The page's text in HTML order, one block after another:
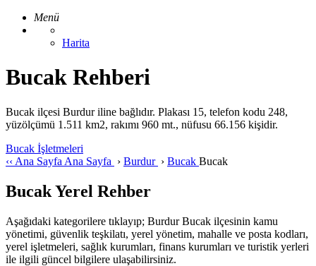
Menü
Harita
Bucak Rehberi
Bucak ilçesi Burdur iline bağlıdır. Plakası 15, telefon kodu 248,
yüzölçümü 1.511 km2, rakımı 960 mt., nüfusu 66.156 kişidir.
Bucak İşletmeleri
‹‹ Ana Sayfa Ana Sayfa › Burdur › Bucak Bucak
Bucak Yerel Rehber
Aşağıdaki kategorilere tıklayıp; Burdur Bucak ilçesinin kamu
yönetimi, güvenlik teşkilatı, yerel yönetim, mahalle ve posta kodları,
yerel işletmeleri, sağlık kurumları, finans kurumları ve turistik yerleri
ile ilgili güncel bilgilere ulaşabilirsiniz.